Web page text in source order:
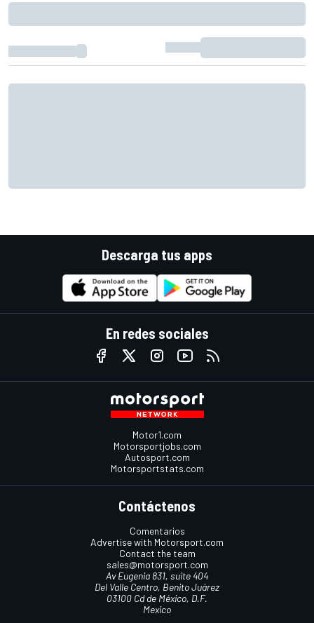
Descarga tus apps
En redes sociales
Motor1.com
Motorsportjobs.com
Autosport.com
Motorsportstats.com
Contáctenos
Comentarios
Advertise with Motorsport.com
Contact the team
sales@motorsport.com
Av Eugenia 831, suite 404
Del Valle Centro, Benito Juárez
03100 Cd de México, D.F.
Mexico